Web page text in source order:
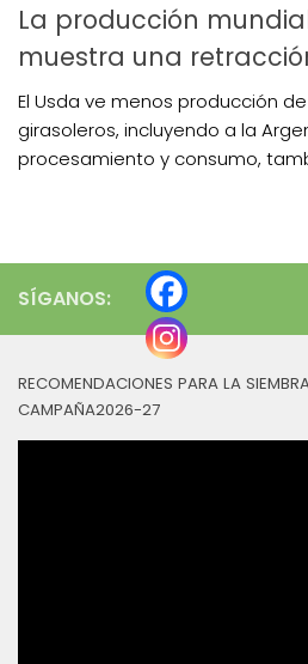
La producción
muestra una
El Usda ve menos producción
girasoleros, incluyendo a la
procesamiento y consumo,
SÍGANOS:
RECOMENDACIONES PARA LA
CAMPAÑA2026-27